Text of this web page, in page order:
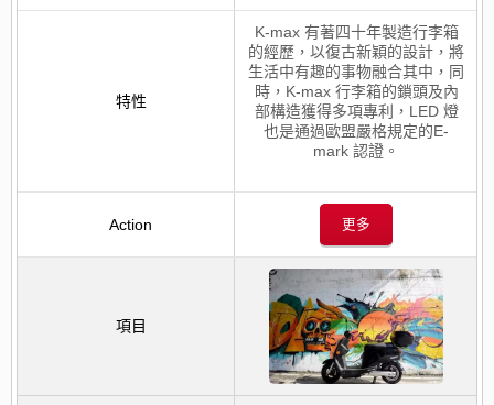
K-max 有著四十年製造行李箱
的經歷，以復古新穎的設計，將
生活中有趣的事物融合其中，同
時，K-max 行李箱的鎖頭及內
部構造獲得多項專利，LED 燈
也是通過歐盟嚴格規定的E-
mark 認證。
更多